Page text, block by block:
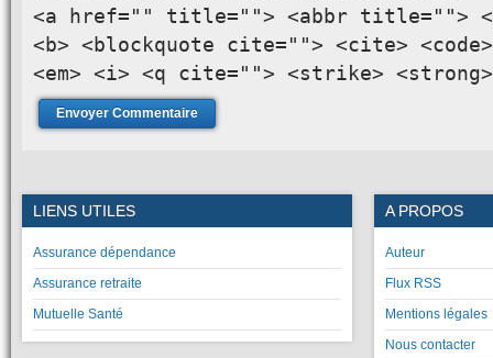
<a href="" title=""> <abbr title="">
<b> <blockquote cite=""> <cite>
<em> <i> <q cite=""> <strike> <strong>
LIENS UTILES
Assurance dépendance
Assurance retraite
Mutuelle Santé
A PROPOS
Auteur
Flux RSS
Mentions légales
Nous contacter